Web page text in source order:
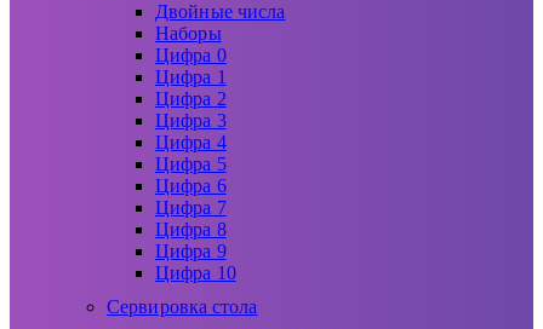
Двойные числа
Наборы
Цифра 0
Цифра 1
Цифра 2
Цифра 3
Цифра 4
Цифра 5
Цифра 6
Цифра 7
Цифра 8
Цифра 9
Цифра 10
Сервировка стола